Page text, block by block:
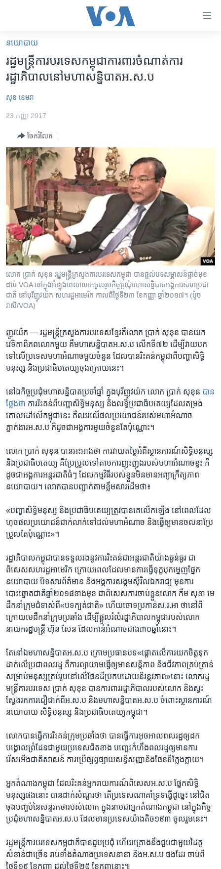
គេហទំព័រ​
ទាក់ទង
រំលង​
និង​
ទំព័រ​
ម្តង
រំលង​
ចូល​
ទំព័រ​
រចនា
សម្ព័ន្ធ​
រំលង​
និង​
ទៅ​
កាន់​
ទំព័រ​
រក
អន្តរជាតិ
ហេឡូវីអូអេ
កម្ពុជាច្នៃប្រតិដ្ឋ
ព្រឹត្តិការណ៍ព័ត៌មាន
ទូរទស្សន៍ / វីដេអូ​
វិទ្យុ / ផតខាសថ៍
កម្មវិធីទាំងអស់
Khmer English
បណ្តាញ​សង្គម
ភាសា
នយោបាយ
រដ្ឋមន្ត្រី​ការបរទេស​កម្ពុជា​ការពារ​ចំណាត់ការ​
រដ្ឋាភិបាល​នៅ​មហាសន្និបាត​អ.ស.ប
សុខ ខេមរា
23 កញ្ញា 2017
ចែករំលែក
លោក ប្រាក់ សុខុន រដ្ឋមន្ត្រី​ក្រសួង​ការបរទេស​កម្ពុជា បាន​ផ្តល់​បទសម្ភាសន៍​ផ្តាច់​មុខ
ដល់​ VOA នៅ​ក្នុង​អំឡុង​ពេល​លោក​ចូលរួម​កិច្ច​ប្រជុំ​មហាសន្និបាត​អង្គការ​សហប្រជា
ជាតិ នៅ​បុរី​ញូវយ៉ក សហរដ្ឋ​អាមេរិក កាលពី​ថ្ងៃទី២៣ ខែ​កញ្ញា ឆ្នាំ២០១៧។ (ប៉ូច
រាសី/VOA)
ញូវយ៉ក — រដ្ឋមន្ត្រី​ក្រសួង​ការបរទេស​ខ្មែរ​គឺ​លោក ប្រាក់ សុខុន បាន​យក​
វេទិកា​ពិភពលោក​មួយ គឺ​មហាសន្និបាត​អ.ស.ប លើក​ទី៧២ ដើម្បី​វាយ​បក​
ទៅលើ​ប្រទេស​មហាអំណាច​មួយចំនួន ដែល​បាន​រិះគន់​កម្ពុជា​ពី​បញ្ហា​សិទ្ធិ
មនុស្ស និង​ប្រជាធិបតេយ្យ​ចុងក្រោយ​នេះ។
នៅឯ​កិច្ច​ប្រជុំ​មហាសន្និបាត​ប្រចាំ​ឆ្នាំ ក្នុងបុរីញូវយ៉ក លោក ប្រាក់ សុខុន បាន
ថ្លែងថា ការ​រិះគន់​ពី​បញ្ហា​សិទ្ធិមនុស្ស និង​លទ្ធិប្រជាធិបតេយ្យ​ដែល​តម្រង់​
គោលដៅ​លើ​កម្ពុជា​នេះ គឺ​ឈរ​លើ​ផលប្រយោជន៍​របស់​មហា​អំណាច
ភ្នាក់ងារ​អ.ស.ប ក៏ដូចជា​អង្គការ​មួយ​ចំនួន​តែ​ប៉ុណ្ណោះ។
លោក ប្រាក់ សុខុន បាន​អះអាងថា ការ​វាយ​តម្លៃ​អំពី​ស្ថានការណ៍​សិទ្ធិមនុស្ស
និង​ប្រជាធិបតេយ្យ គឺ​ប្រែប្រួល​ទៅតាម​ការ​ញុះញុង​របស់​មហាអំណាច​ខ្លះ ក៏
ដូចជា​អង្គការ​អន្តរជាតិ​ធំៗ ដែល​កម្មវិធី​របស់ខ្លួន​មិនមាន​អព្យាក្រឹត្យភាព​
នយោបាយ។ លោក​បាន​បញ្ជាក់​តាម​ខ្លឹមសារ​ដើម​ថា៖
«បញ្ហាសិទ្ធិមនុស្ស និង​ប្រជាធិបតេយ្យ​ត្រូវបាន​គេ​លើកឡើង នៅពេល​ដែល​
ហុច​ផលប្រយោជន៍​ជាក់លាក់​ទៅដល់​មហាអំណាច និង​ធ្វើឲ្យ​មាន​ចលនា​ប្រែ
ប្រួល​តែប៉ុណ្ណោះ‍»។
រដ្ឋាភិបាល​កម្ពុជា​បាន​ទទួលរង​នូវ​ការ​រិះគន់​ជា​អន្តរជាតិ​យ៉ាងធ្ងន់ធ្ងរ ជា
ពិសេស​សហរដ្ឋ​អាមេរិក ក្រោយ​ពេល​ដែល​មាន​ការ​ធ្វើទុក្ខ​បុកម្នេញ​ផ្នែក​
នយោបាយ បិទ​សារព័ត៌មាន និង​អង្គការ​សង្គម​ស៊ីវិល​ឯករាជ្យ មុន​ការ
បោះឆ្នោត​ជាតិ​ឆ្នាំ២០១៨​ខាងមុខ ជាពិសេស​ការចាប់​ខ្លួន​លោក កឹម សុខា មេ
ដឹកនាំ​ក្រុមជំទាស់​ពី​‍«បទក្បត់ជាតិ‍» ហើយ​ចោទ​ប្រកាន់​ស.រ.អា ថា​នៅពី​
ក្រោយ​មេដឹកនាំ​ក្រុម​ប្រឆាំង ដើម្បី​ផ្តួល​រំលំ​រដ្ឋាភិបាល​កម្ពុជា​របស់​លោក​
នាយក​រដ្ឋមន្ត្រី ហ៊ុន សែន ដែល​កាន់​អំណាច​ជាង​៣០ឆ្នាំ​នោះ។
តែ​នៅឯ​មហាសន្និបាត​អ.ស.ប ក្រោម​ប្រធានបទ​«ផ្តោតលើ​ការ​យក​ចិត្តទុក​
ដាក់លើ​ប្រជាពលរដ្ឋ គឺ​ការ​ព្យាយាម​ធ្វើឲ្យ​មាន​សន្តិភាព និង​ជីវភាព​គ្រប់គ្រាន់​
សម្រាប់​មនុស្ស​គ្រប់រូប​នៅលើ​ផែនដី​ប្រកប​ដោយ​និរន្តរភាព‍»នោះ លោក​រដ្ឋ
មន្ត្រី​ការបរទេស ប្រាក់ សុខុន បាន​ការពារ​រដ្ឋាភិបាល​របស់​លោក និង​ស្វះ
ស្វែង​រក​ការ​ជឿជាក់​ពី​អ.ស.ប និង​មហាសន្និបាត​អ.ស.ប ចំពោះ​ស្ថានការណ៍​
នយោបាយ សិទ្ធិមនុស្ស និង​ប្រជាធិបតេយ្យ​កម្ពុជា។
លោកបាន​ធ្វើការ​រិះគន់​ក្រុម​ប្រឆាំង​ថា បាន​ធ្វើការ​អុចអាល​ពលរដ្ឋ​ឲ្យ​ដក
បង្គោល​ព្រំដែន​ជាមួយ​ប្រទេសជិតខាង បញ្ឆេះ​កំហឹង​ពលរដ្ឋ​ឲ្យមាន​ការ
រើសអើង​ជាតិ​សាសន៍ ការប្រើ​ផ្សព្វផ្សាយ​សន្ធិសញ្ញា​និង​ផែនទី​ក្លែងក្លាយ។
អ្នក​តំណាង​កម្ពុជា ដែល​រិះគន់​អ្នក​រាយការណ៍​ពិសេស​អ.ស.ប ផ្នែក​សិទ្ធិ
មនុស្ស​ផង​នោះ បាន​ដាក់​សំណួរ​ថា តើ​ប្រទេស​ណា​គាំទ្រ​ទង្វើ​ដូច្នេះ នៅជិត​
ចុង​បញ្ចប់​នៃ​សន្ទរកថា​របស់​លោក ក្នុងនាម​ជា​អ្នក​តំណាង​កម្ពុជា នៅក្នុង​កិច្ច
ប្រជុំ​មហាសន្និបាត​អ.ស.ប ដែល​មាន​ប្រទេស​យ៉ាងតិច​១៩៣ ចូលរួម​នេះ។
រដ្ឋមន្រ្តី​ការបរទេស​កម្ពុជា​ក៏បាន​ជួបប្រជុំ ហើយ​គ្រោងនឹង​ជួប​ជាមួយ​ដៃគូ​
សំខាន់​ជាច្រើន រាប់​ទាំង​តំណាង​ប្រទេស​នានា និង​អ.ស.ប ផងដែរ ចាប់ពី​
ថ្ងៃទី១៩ ខែកញ្ញា ដល់ថ្ងៃទី២៥ ខែ​កញ្ញនោះ៕